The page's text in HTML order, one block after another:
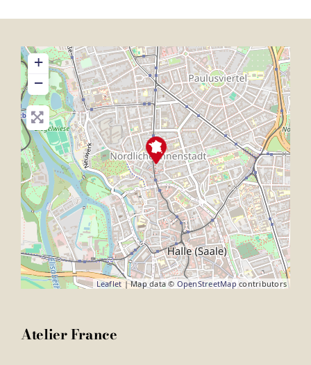
+
−
Leaflet | Map data © OpenStreetMap contributors
Atelier France